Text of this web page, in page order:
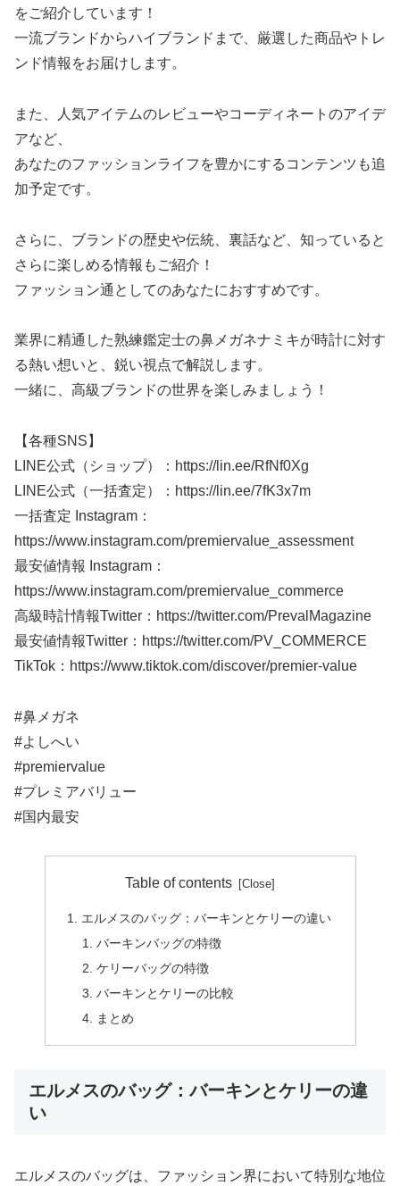
をご紹介しています！
一流ブランドからハイブランドまで、厳選した商品やトレ
ンド情報をお届けします。
また、人気アイテムのレビューやコーディネートのアイデ
アなど、
あなたのファッションライフを豊かにするコンテンツも追
加予定です。
さらに、ブランドの歴史や伝統、裏話など、知っていると
さらに楽しめる情報もご紹介！
ファッション通としてのあなたにおすすめです。
業界に精通した熟練鑑定士の鼻メガネナミキが時計に対す
る熱い想いと、鋭い視点で解説します。
一緒に、高級ブランドの世界を楽しみましょう！
【各種SNS】
LINE公式（ショップ）：https://lin.ee/RfNf0Xg
LINE公式（一括査定）：https://lin.ee/7fK3x7m
一括査定 Instagram：
https://www.instagram.com/premiervalue_assessment
最安値情報 Instagram：
https://www.instagram.com/premiervalue_commerce
高級時計情報Twitter：https://twitter.com/PrevalMagazine
最安値情報Twitter：https://twitter.com/PV_COMMERCE
TikTok：https://www.tiktok.com/discover/premier-value
#鼻メガネ
#よしへい
#premiervalue
#プレミアバリュー
#国内最安
Table of contents
エルメスのバッグ：バーキンとケリーの違い
バーキンバッグの特徴
ケリーバッグの特徴
バーキンとケリーの比較
まとめ
エルメスのバッグ：バーキンとケリーの違
い
エルメスのバッグは、ファッション界において特別な地位